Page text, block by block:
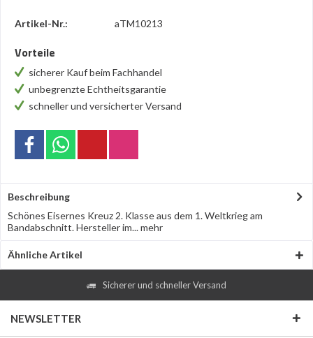
Artikel-Nr.: aTM10213
Vorteile
sicherer Kauf beim Fachhandel
unbegrenzte Echtheitsgarantie
schneller und versicherter Versand
Beschreibung
Schönes Eisernes Kreuz 2. Klasse aus dem 1. Weltkrieg am
Bandabschnitt. Hersteller im...mehr
Ähnliche Artikel
Sicherer und schneller Versand
NEWSLETTER